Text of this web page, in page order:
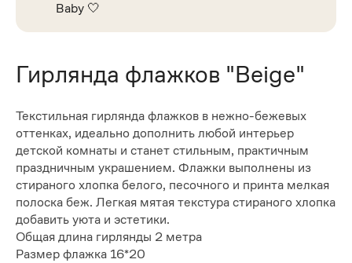
Baby 🤍
Гирлянда флажков "Beige"
Текстильная гирлянда флажков в нежно-бежевых
оттенках, идеально дополнить любой интерьер
детской комнаты и станет стильным, практичным
праздничным украшением. Флажки выполнены из
стираного хлопка белого, песочного и принта мелкая
полоска беж. Легкая мятая текстура стираного хлопка
добавить уюта и эстетики.
Общая длина гирлянды 2 метра
Размер флажка 16*20